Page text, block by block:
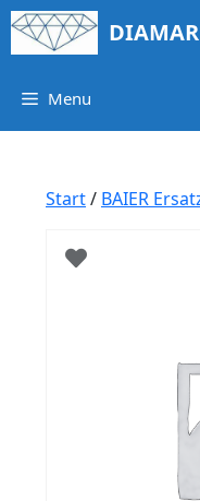
Springe
zum
Menu
Start/ BAIER